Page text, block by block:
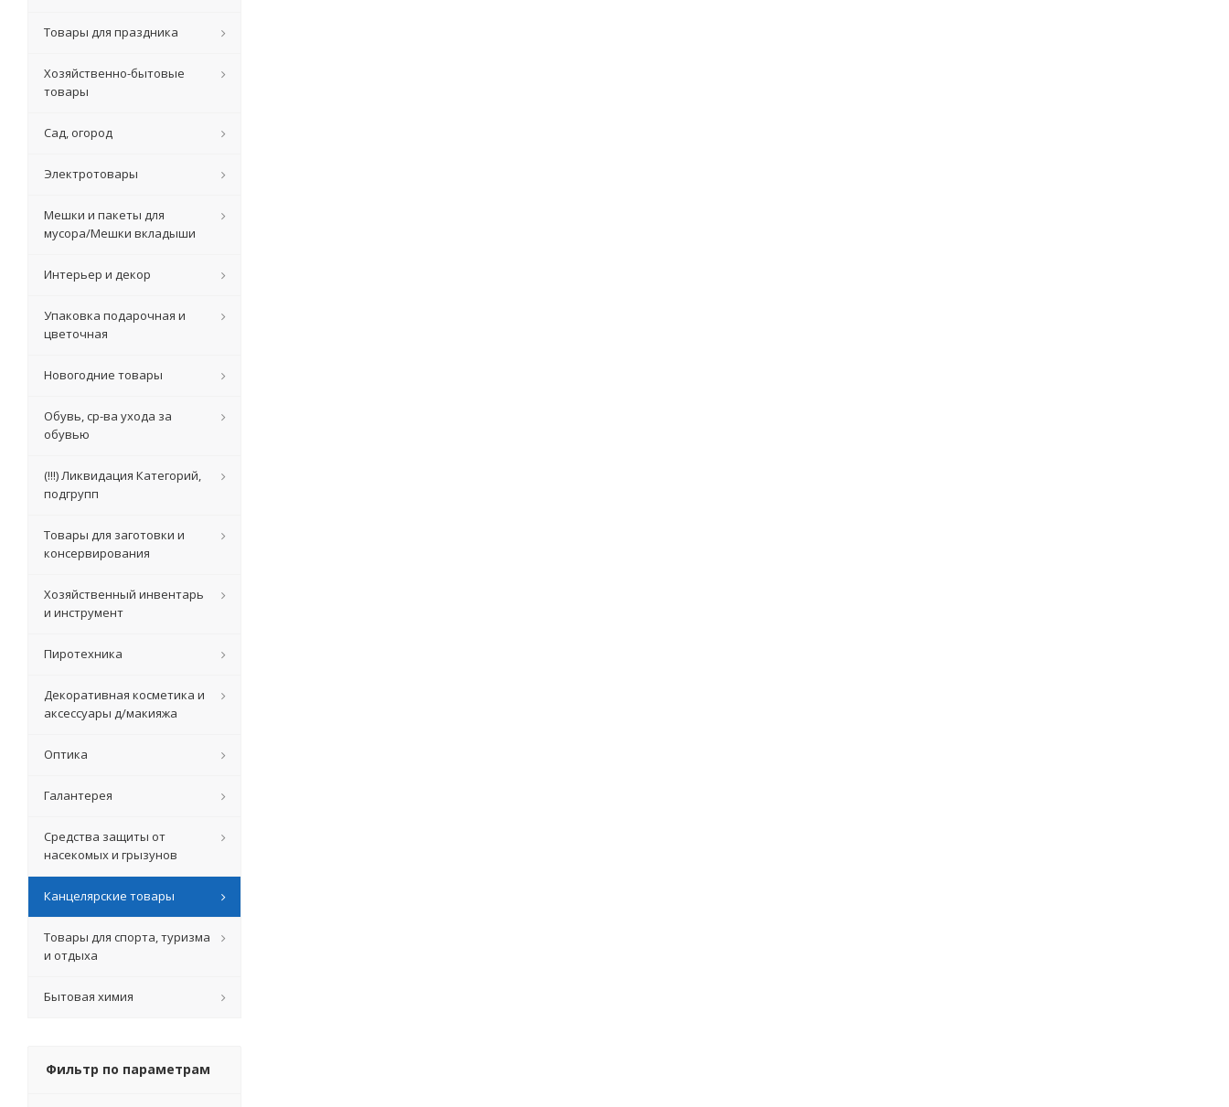
Товары для праздника
Хозяйственно-бытовые
товары
Сад, огород
Электротовары
Мешки и пакеты для
мусора/Мешки вкладыши
Интерьер и декор
Упаковка подарочная и
цветочная
Новогодние товары
Обувь, ср-ва ухода за
обувью
(!!!) Ликвидация Категорий,
подгрупп
Товары для заготовки и
консервирования
Хозяйственный инвентарь
и инструмент
Пиротехника
Декоративная косметика и
аксессуары д/макияжа
Оптика
Галантерея
Средства защиты от
насекомых и грызунов
Канцелярские товары
Товары для спорта, туризма
и отдыха
Бытовая химия
Фильтр по параметрам